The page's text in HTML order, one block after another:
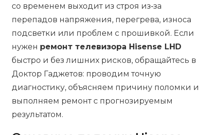
со временем выходит из строя из‑за
перепадов напряжения, перегрева, износа
подсветки или проблем с прошивкой. Если
нужен ремонт телевизора Hisense LHD
быстро и без лишних рисков, обращайтесь в
Доктор Гаджетов: проводим точную
диагностику, объясняем причину поломки и
выполняем ремонт с прогнозируемым
результатом.